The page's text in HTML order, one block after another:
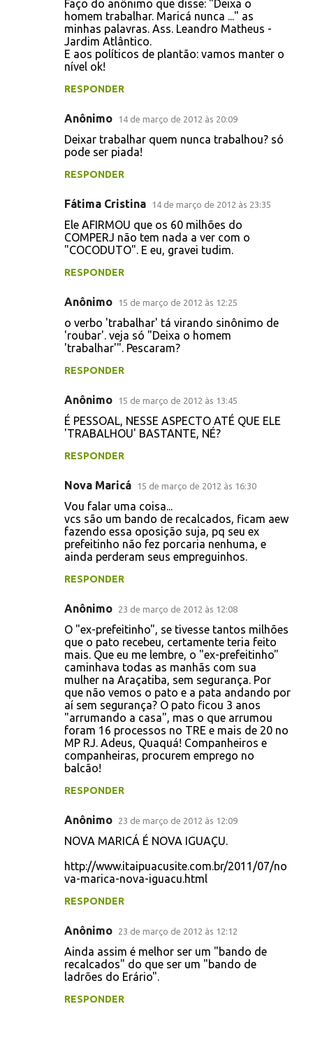
Faço do anônimo que disse: "Deixa o
homem trabalhar. Maricá nunca ..." as
minhas palavras. Ass. Leandro Matheus -
Jardim Atlântico.
E aos políticos de plantão: vamos manter o
nível ok!
RESPONDER
Anônimo 14 de março de 2012 às 20:09
Deixar trabalhar quem nunca trabalhou? só
pode ser piada!
RESPONDER
Fátima Cristina 14 de março de 2012 às 23:35
Ele AFIRMOU que os 60 milhões do
COMPERJ não tem nada a ver com o
"COCODUTO". E eu, gravei tudim.
RESPONDER
Anônimo 15 de março de 2012 às 12:25
o verbo 'trabalhar' tá virando sinônimo de
'roubar'. veja só "Deixa o homem
'trabalhar'". Pescaram?
RESPONDER
Anônimo 15 de março de 2012 às 13:45
É PESSOAL, NESSE ASPECTO ATÉ QUE ELE
'TRABALHOU' BASTANTE, NÉ?
RESPONDER
Nova Maricá 15 de março de 2012 às 16:30
Vou falar uma coisa...
vcs são um bando de recalcados, ficam aew
fazendo essa oposição suja, pq seu ex
prefeitinho não fez porcaria nenhuma, e
ainda perderam seus empreguinhos.
RESPONDER
Anônimo 23 de março de 2012 às 12:08
O "ex-prefeitinho", se tivesse tantos milhões
que o pato recebeu, certamente teria feito
mais. Que eu me lembre, o "ex-prefeitinho"
caminhava todas as manhãs com sua
mulher na Araçatiba, sem segurança. Por
que não vemos o pato e a pata andando por
aí sem segurança? O pato ficou 3 anos
"arrumando a casa", mas o que arrumou
foram 16 processos no TRE e mais de 20 no
MP RJ. Adeus, Quaquá! Companheiros e
companheiras, procurem emprego no
balcão!
RESPONDER
Anônimo 23 de março de 2012 às 12:09
NOVA MARICÁ É NOVA IGUAÇU.
http://www.itaipuacusite.com.br/2011/07/no
va-marica-nova-iguacu.html
RESPONDER
Anônimo 23 de março de 2012 às 12:12
Ainda assim é melhor ser um "bando de
recalcados" do que ser um "bando de
ladrões do Erário".
RESPONDER